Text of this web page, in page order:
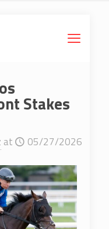
Stakes
at 05/27/2026